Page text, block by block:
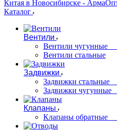
Каталог
Вентили
Вентили чугунные
Вентили стальные
Задвижки
Задвижки стальные
Задвижки чугунные
Клапаны
Клапаны обратные